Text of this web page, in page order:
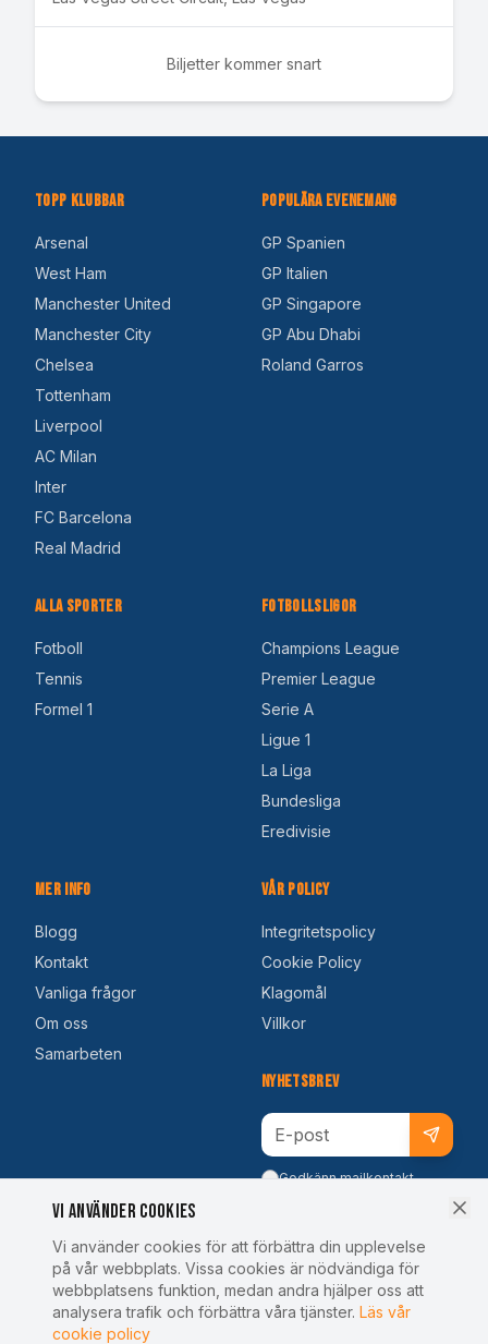
Biljetter kommer snart
Topp Klubbar
Arsenal
West Ham
Manchester United
Manchester City
Chelsea
Tottenham
Liverpool
AC Milan
Inter
FC Barcelona
Real Madrid
Populära Evenemang
GP Spanien
GP Italien
GP Singapore
GP Abu Dhabi
Roland Garros
Alla Sporter
Fotboll
Tennis
Formel 1
Fotbollsligor
Champions League
Premier League
Serie A
Ligue 1
La Liga
Bundesliga
Eredivisie
Mer Info
Blogg
Kontakt
Vanliga frågor
Om oss
Samarbeten
Vår Policy
Integritetspolicy
Cookie Policy
Klagomål
Villkor
Nyhetsbrev
Godkänn mailkontakt
© 2024 SportstravelOnline. Alla rättigheter förbehållna.
Vi använder cookies
Vi använder cookies för att förbättra din upplevelse
på vår webbplats. Vissa cookies är nödvändiga för
webbplatsens funktion, medan andra hjälper oss att
analysera trafik och förbättra våra tjänster. Läs vår
cookie policy